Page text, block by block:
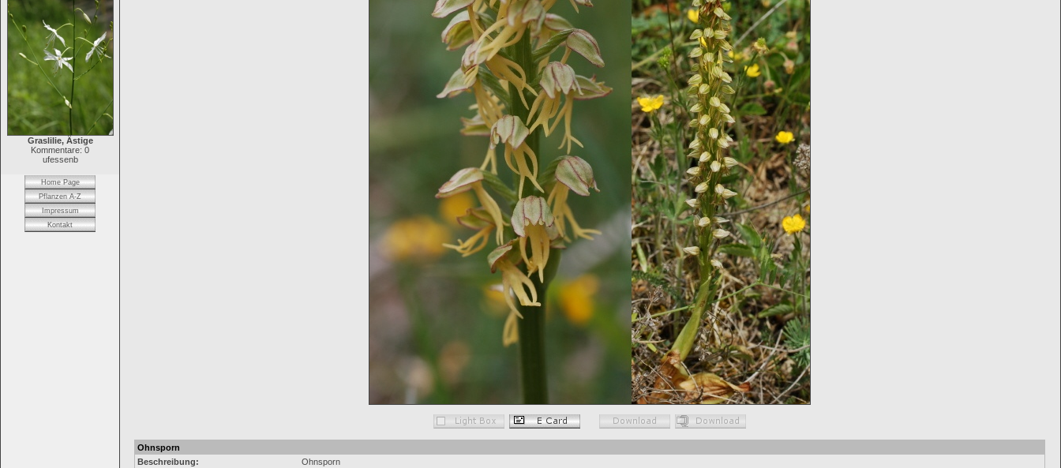
Graslilie, Ästige
Kommentare: 0
ufessenb
Home Page
Pflanzen A-Z
Impressum
Kontakt
Ohnsporn
Beschreibung:
Ohnsporn